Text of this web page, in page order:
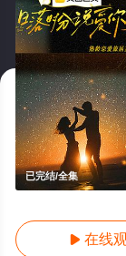
已完结/全集
 在线